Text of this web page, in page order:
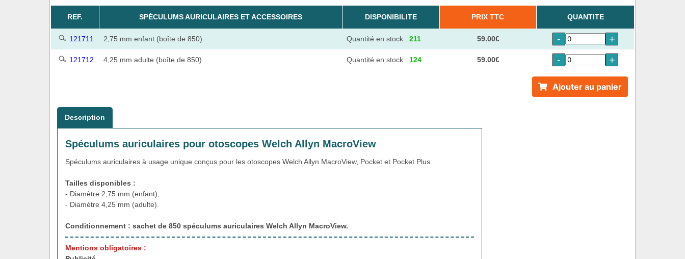
REF. SPÉCULUMS AURICULAIRES ET ACCESSOIRES DISPONIBILITE PRIX TTC QUANTITE
121711 2,75 mm enfant (boîte de 850) Quantité en stock : 211 59.00€ - +
121712 4,25 mm adulte (boîte de 850) Quantité en stock : 124 59.00€ - +
Ajouter au panier
Description
Spéculums auriculaires pour otoscopes Welch Allyn MacroView
Spéculums auriculaires à usage unique conçus pour les otoscopes Welch Allyn MacroView, Pocket et Pocket Plus.
Tailles disponibles :
- Diamètre 2,75 mm (enfant),
- Diamètre 4,25 mm (adulte).
Conditionnement : sachet de 850 spéculums auriculaires Welch Allyn MacroView.
Mentions obligatoires :